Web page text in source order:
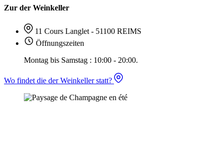
Zur der Weinkeller
11 Cours Langlet - 51100 REIMS
Öffnungszeiten
Montag bis Samstag : 10:00 - 20:00.
Wo findet die der Weinkeller statt?